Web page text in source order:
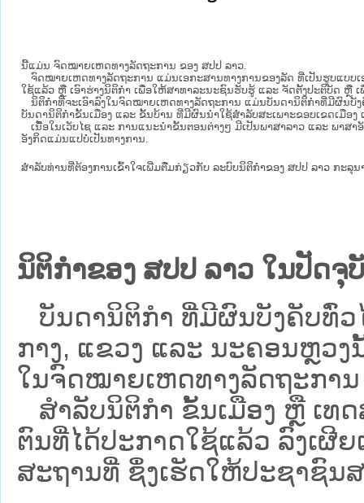
ນີ້ແມ່ນ ຈົດໝາຍເຫດທາງລັດຖະການ ຂອງ ສປປ ລາວ.
ຈົດໝາຍເຫດທາງລັດຖະການ ແມ່ນ​ເອ​ກະ​ສານ​ທາງ​ການ​ຂອງ​ລັດ ທີ່​ເປັນ​ຮູບ​ແບບ​
ໃຊ້ແລ້ວ ຫຼື ເອົາຮ່າງນິຕິກໍາ ເພື່ອໃຫ້​ສາ​ທາ​ລະ​ນະ​ຊົນ​ຮັບ​ຮູ້ ແລະ ຈັດ​ຕັ້ງ​ປະ​ຕິ​ບັດ ຫຼື
ນິ​ຕິ​ກຳ​ທີ່​ຈະ​ເອົາ​ລົງ​ໃນ​ຈົດ​ໝາຍ​ເຫດ​ທາງ​ລັດ​ຖະ​ການ ​ແມ່ນ​ບັນ​ດາ​ນິ​ຕິ​ກຳ​ທີ່​ມີ​ຜົນ​ບັ
ບັນ​ດານິ​ຕິ​ກຳ​ຂັ້ນ​ເມືອງ ແລະ ຂັ້ນ​ບ້ານ ​ທີ່​ມີ​ຜົນ​ນຳ​ໃຊ້​ສຳ​ລັບ​ສະ​ເພາະ​ຂອບ​ເຂດ​ເມືອງ
ເນື້ອໃນ​ເວັບ​ໄຊ​ ແລະ ການແນະນໍາຂັ້ນຕອນຕ່າງໆ ມີເປັນພາສາລາວ ແລະ ພາສ
ອັງກິດແມ່ນແປບໍ່ເປັນທາງການ.
ສໍາລັບທ່ານທີ່ຕ້ອງການເຂົ້າໃຈເພີ່ມຕື່ມກ່ຽວກັບ ລະບົບນິຕິກຳຂອງ ສປປ ລາວ ກະລຸນ
ນິຕິກຳຂອງ ສປປ ລາວ ໃນປັດ
ບັນດານິຕິກໍາ ທີ່ມີຜົນບັງຄັບທົ່
ກາງ, ແຂວງ ແລະ ນະຄອນຫຼວ
ໃນຈົດໝາຍເຫດທາງລັດຖະການ
ສຳລັບນິ​ຕິ​ກຳ ຂັ້ນເມືອງ ຫຼື ເທ
ຕົນທີ່ໄດ້ປະກາດໃຊ້ແລ້ວ ລົງ​ເຜີ
ສະຖານທີ່ ຊຶ່ງເຮັດໃຫ້ປະຊາຊົນສ